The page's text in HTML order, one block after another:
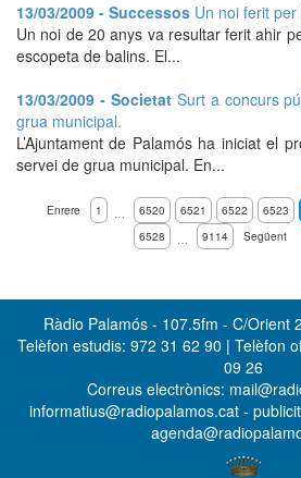
13/03/2009 - Successos Un noi ferit
Un noi de 20 anys va resultar ferit ahir
escopeta de balins. El...
13/03/2009 - Societat Surt a concurs
grua municipal.
L’Ajuntament de Palamós ha iniciat el
servei de grua municipal. En...
Enrere 1 … 6520 6521 6522 6523
6528
… 9114 Següent
Ràdio Palamós - 107.5fm - C/Orient
Telèfon estudis: 972 31 62 90 | Telèfon
09 26
Correus electrònics:
informatius@radiopalamos.cat -